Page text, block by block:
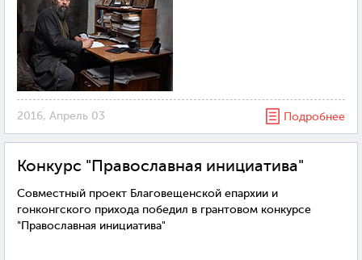
2016, Апрель 03 Подробнее
Конкурс "Православная инициатива"
Совместный проект Благовещенской епархии и
гонконгского прихода победил в грантовом конкурсе
"Православная инициатива"